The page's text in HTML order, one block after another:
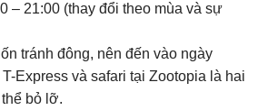
– 21:00 (thay đổi theo mùa và sự
tránh đông, nên đến vào ngày
Express và safari tại Zootopia là hai
bỏ lỡ.